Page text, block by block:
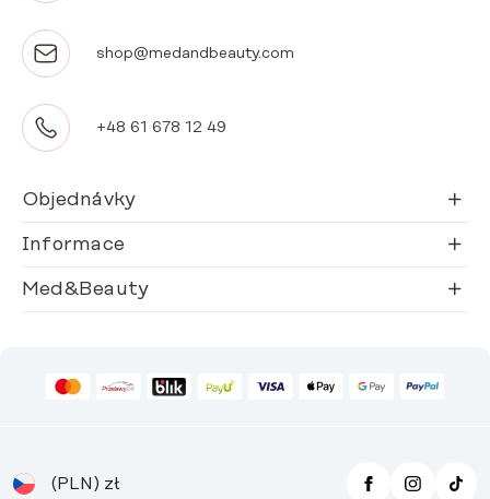
shop@medandbeauty.com
+48 61 678 12 49
Objednávky
Informace
Med&Beauty
(PLN) zł